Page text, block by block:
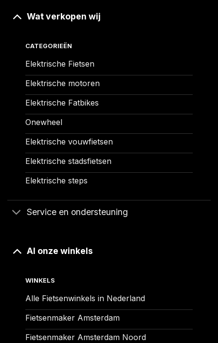
Wat verkopen wij
CATEGORIEËN
Elektrische Fietsen
Elektrische motoren
Elektrische Fatbikes
Onewheel
Elektrische vouwfietsen
Elektrische stadsfietsen
Elektrische steps
Service en ondersteuning
Al onze winkels
WINKELS
Alle Fietsenwinkels in Nederland
Fietsenmaker Amsterdam
Fietsenmaker Amsterdam Noord